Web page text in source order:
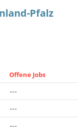
Pfalz
Offene Jobs
---
---
---